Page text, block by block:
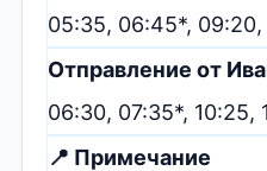
05:35, 06:45*, 09:20,
Отправление от
06:30, 07:35*, 10:25,
📍 Примечание